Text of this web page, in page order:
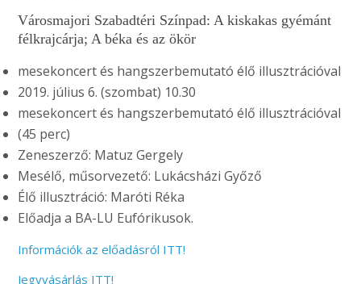
Városmajori Szabadtéri Színpad: A kiskakas gyémánt
félkrajcárja;A béka és az ökör
mesekoncert és hangszerbemutató élő illusztrációval
2019. július 6. (szombat) 10.30
mesekoncert és hangszerbemutató élő illusztrációval
(45 perc)
Zeneszerző: Matuz Gergely
Mesélő, műsorvezető: Lukácsházi Győző
Élő illusztráció: Maróti Réka
Előadja a BA-LU Eufórikusok.
Információk az előadásról ITT!
Jegyvásárlás ITT!